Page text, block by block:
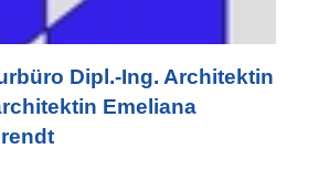
Dipl.-Ing. Architektin
Emeliana